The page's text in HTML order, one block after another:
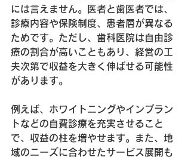
には言えません。医者と歯医者では、
診療内容や保険制度、患者層が異なる
ためです。ただし、歯科医院は自由診
療の割合が高いこともあり、経営の工
夫次第で収益を大きく伸ばせる可能性
があります。
例えば、ホワイトニングやインプラン
トなどの自費診療を充実させること
で、収益の柱を増やせます。また、地
域のニーズに合わせたサービス展開も